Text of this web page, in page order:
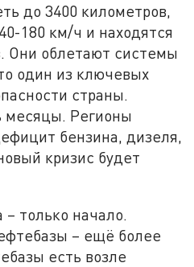
до 3400 километров,
180 км/ч и находятся
Они облетают системы
один из ключевых
страны.
месяцы. Регионы
бензина, дизеля,
кризис будет
только начало.
– ещё более
есть возле